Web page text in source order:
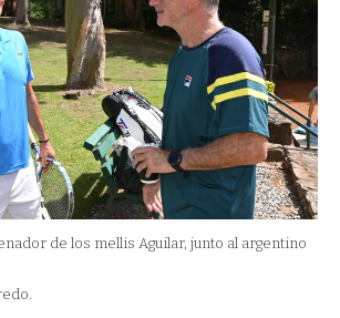
de los mellis Aguilar, junto al argentino